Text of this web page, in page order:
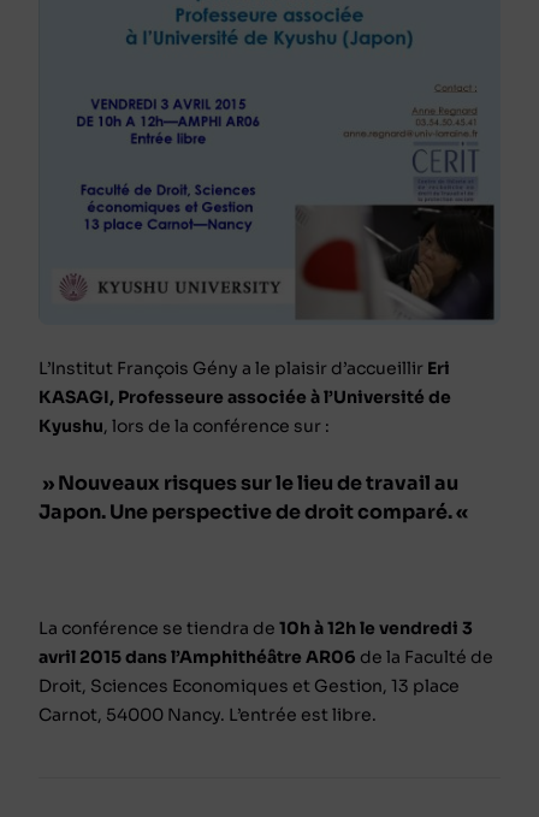
L’Institut François Gény a le plaisir d’accueillir Eri
KASAGI, Professeure associée à l’Université de
Kyushu, lors de la conférence sur :
» Nouveaux risques sur le lieu de travail au
Japon. Une perspective de droit comparé. «
La conférence se tiendra de 10h à 12h le vendredi 3
avril 2015 dans l’Amphithéâtre AR06 de la Faculté de
Droit, Sciences Economiques et Gestion, 13 place
Carnot, 54000 Nancy. L’entrée est libre.